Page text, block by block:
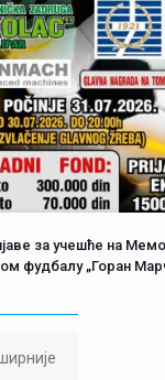
за учешће на
фудбалу „Горан